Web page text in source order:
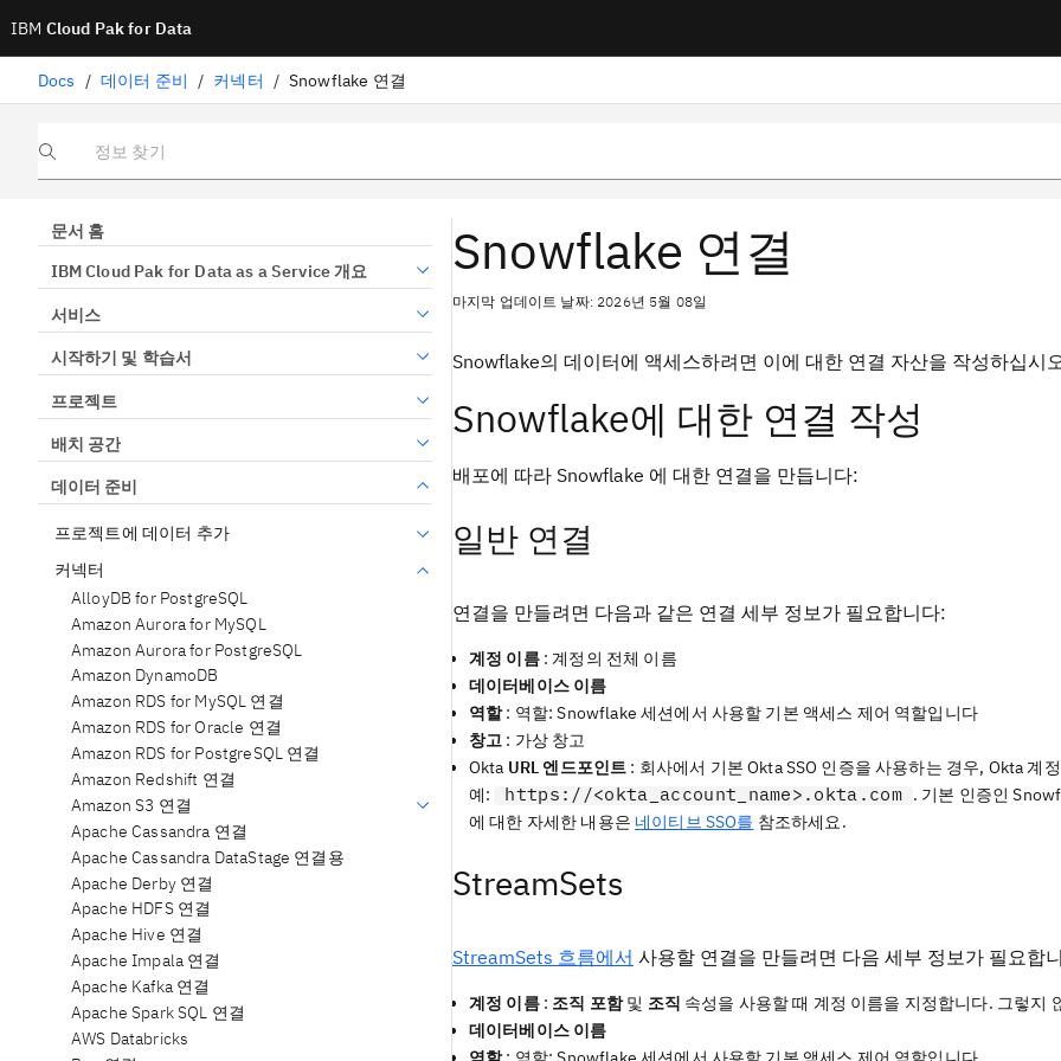
IBM Cloud Pak for Data
Docs / 데이터 준비 / 커넥터 / Snowflake 연결
정보 찾기
문서 홈
IBM Cloud Pak for Data as a Service 개요
서비스
시작하기 및 학습서
프로젝트
배치 공간
데이터 준비
프로젝트에 데이터 추가
커넥터
AlloyDB for PostgreSQL
Amazon Aurora for MySQL
Amazon Aurora for PostgreSQL
Amazon DynamoDB
Amazon RDS for MySQL 연결
Amazon RDS for Oracle 연결
Amazon RDS for PostgreSQL 연결
Amazon Redshift 연결
Amazon S3 연결
Apache Cassandra 연결
Apache Cassandra DataStage 연결용
Apache Derby 연결
Apache HDFS 연결
Apache Hive 연결
Apache Impala 연결
Apache Kafka 연결
Apache Spark SQL 연결
AWS Databricks
Snowflake 연결
마지막 업데이트 날짜: 2026년 5월 08일
Snowflake의 데이터에 액세스하려면 이에 대한 연결 자산을 작성하십시
Snowflake에 대한 연결 작성
배포에 따라 Snowflake 에 대한 연결을 만듭니다:
일반 연결
연결을 만들려면 다음과 같은 연결 세부 정보가 필요합니다:
계정 이름: 계정의 전체 이름
데이터베이스 이름
역할: 역할: Snowflake 세션에서 사용할 기본 액세스 제어 역할입니다
창고 : 가상 창고
Okta URL 엔드포인트 : 회사에서 기본 Okta SSO 인증을 사용하는 경우, Okta 계
예:
https://<okta_account_name>.okta.com . 기본 인증인
에 대한 자세한 내용은 네이티브 SSO를 참조하세요.
StreamSets
StreamSets 흐름에서 사용할 연결을 만들려면 다음 세부 정보가 필요합
계정 이름: 조직 포함및 조직 속성을 사용할 때 계정 이름을 지정합니다. 그렇지
데이터베이스 이름